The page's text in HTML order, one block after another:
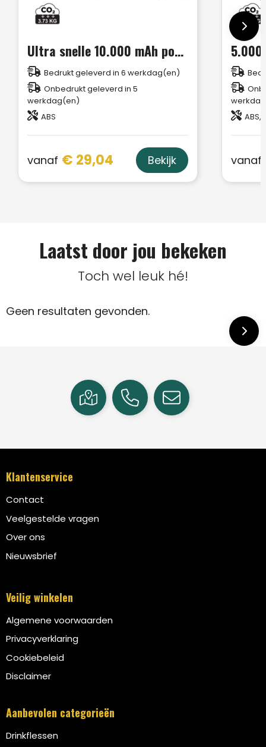
Ultra snelle 10.000 mAh powerbank met PD
Bedrukt geleverd in 6 werkdag(en)
Onbedrukt geleverd in 5
werkdag(en)
ABS
vanaf € 29,04 Bekijk
ABS,
vanaf
Laatst door jou bekeken
Toch wel leuk hé!
Geen resultaten gevonden.
Klantenservice
Contact
Veelgestelde vragen
Over ons
Nieuwsbrief
Veilig winkelen
Algemene voorwaarden
Privacyverklaring
Cookiebeleid
Disclaimer
Aanbevolen categorieën
Drinkflessen